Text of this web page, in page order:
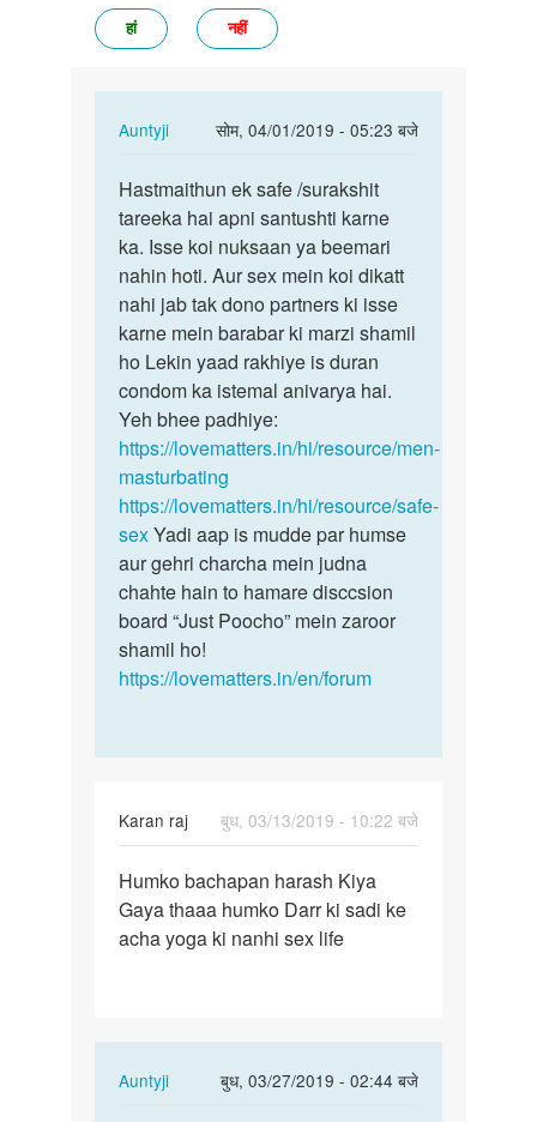
हां नहीं
Auntyji
सोम, 04/01/2019 - 05:23 बजे
In
to
Kya
masturbation
karna
achha…
by
अज्ञात
Hastmaithun
ek
safe
…
Hastmaithun ek safe /surakshit
tareeka hai apni santushti karne
ka. Isse koi nuksaan ya beemari
nahin hoti. Aur sex mein koi dikatt
nahi jab tak dono partners ki isse
karne mein barabar ki marzi shamil
ho Lekin yaad rakhiye is duran
condom ka istemal anivarya hai.
Yeh bhee padhiye:
https://lovematters.in/hi/resource/men-
masturbating
https://lovematters.in/hi/resource/safe-
sexYadi aap is mudde par humse
aur gehri charcha mein judna
chahte hain to hamare disccsion
board “Just Poocho” mein zaroor
shamil ho!
https://lovematters.in/en/forum
Karan raj
बुध, 03/13/2019 - 10:22 बजे
Humko
bachapan
harash
Humko bachapan harash Kiya
Gaya thaaa humko Darr ki sadi ke
acha yoga ki nanhi sex life
Auntyji
बुध, 03/27/2019 - 02:44 बजे
In